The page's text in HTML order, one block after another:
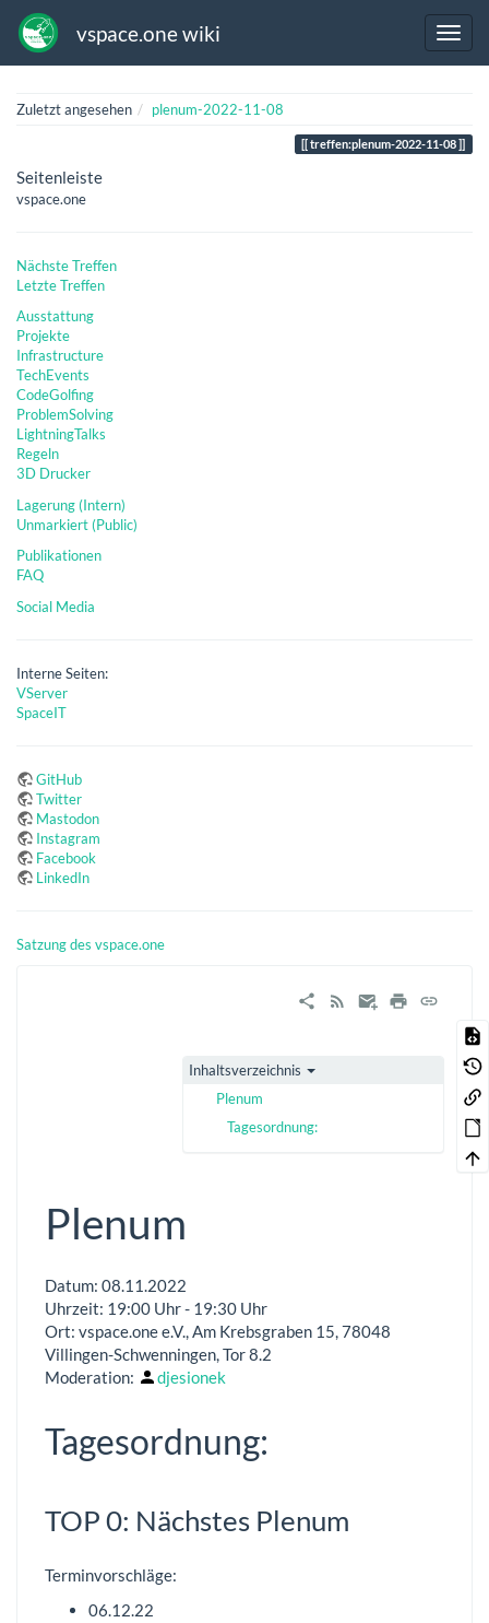
vspace.one wiki
Zuletzt angesehen plenum-2022-11-08
treffen:plenum-2022-11-08
Seitenleiste
vspace.one
Nächste Treffen
Letzte Treffen
Ausstattung
Projekte
Infrastructure
TechEvents
CodeGolfing
ProblemSolving
LightningTalks
Regeln
3D Drucker
Lagerung (Intern)
Unmarkiert (Public)
Publikationen
FAQ
Social Media
Interne Seiten:
VServer
SpaceIT
GitHub
Twitter
Mastodon
Instagram
Facebook
LinkedIn
Satzung des vspace.one
Inhaltsverzeichnis
Plenum
Tagesordnung:
Plenum
Datum: 08.11.2022
Uhrzeit: 19:00 Uhr - 19:30 Uhr
Ort: vspace.one e.V., Am Krebsgraben 15, 78048
Villingen-Schwenningen, Tor 8.2
Moderation:
djesionek
Tagesordnung:
TOP 0: Nächstes Plenum
Terminvorschläge:
06.12.22